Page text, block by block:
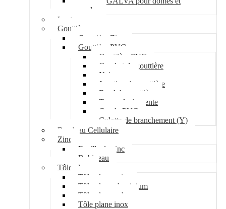
coupoles
Lanterneau
Gouttière
Gouttière Zinc
Gouttière PVC
Gouttière PVC
Crochet de gouttière
Naissance
Jonction de gouttière
Fond de gouttière
Tuyau de descente
Coude PVC
Culotte de branchement (Y)
Bandeau Cellulaire
Zinc
Feuille de zinc
Bobineau
Tôle plane
Tôle plane acier
Tôle plane aluminium
Tôle plane galva
Tôle plane inox